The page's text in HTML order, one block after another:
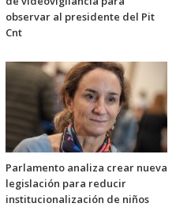
observar al presidente del Pit
Cnt
Parlamento analiza crear nueva
legislación para reducir
institucionalización de niños